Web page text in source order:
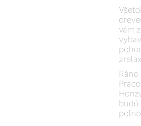
vám
budú